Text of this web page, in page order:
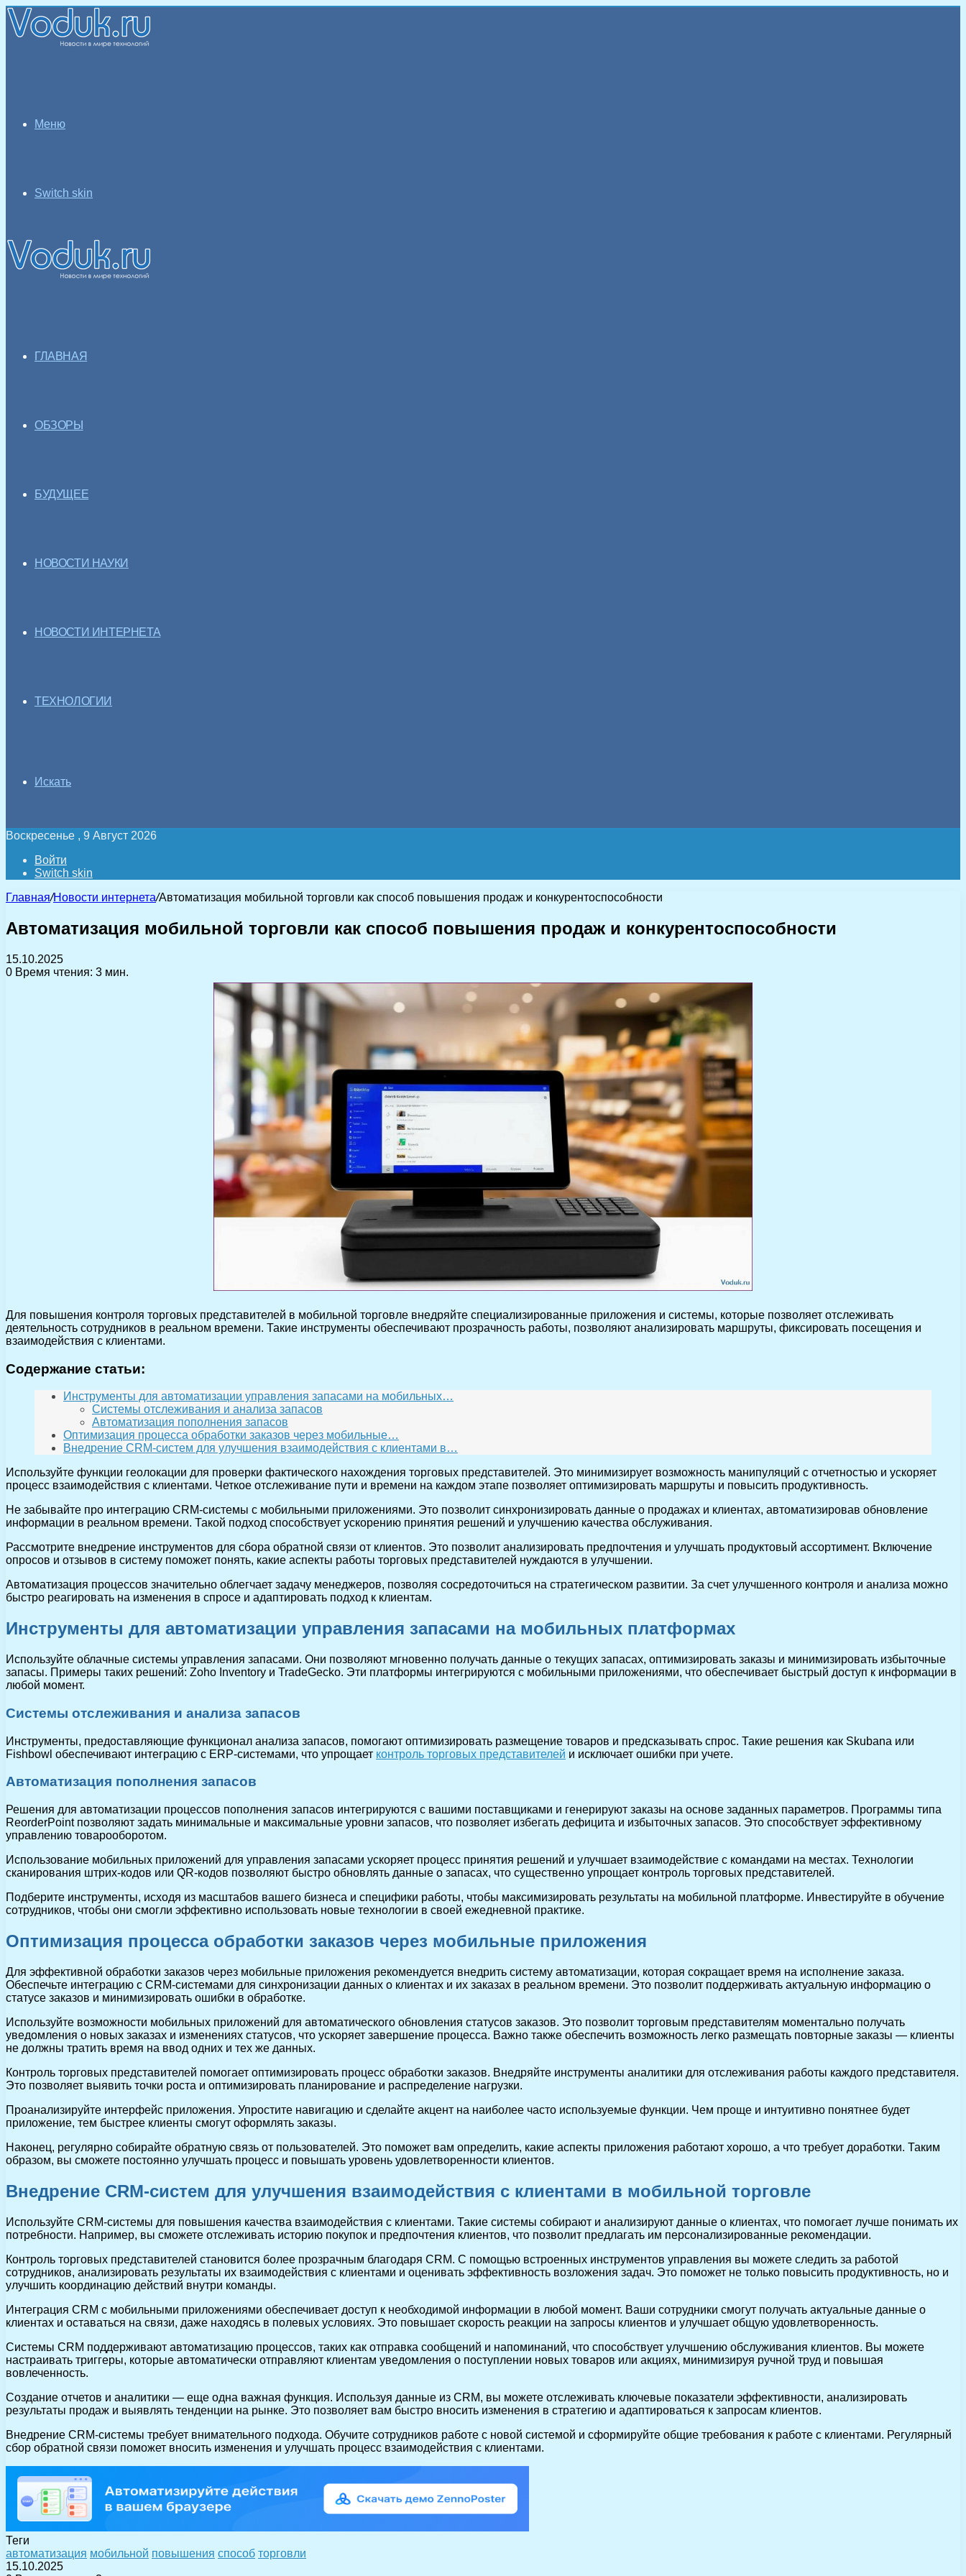
Меню
Switch skin
ГЛАВНАЯ
ОБЗОРЫ
БУДУЩЕЕ
НОВОСТИ НАУКИ
НОВОСТИ ИНТЕРНЕТА
ТЕХНОЛОГИИ
Искать
Воскресенье , 9 Август 2026
Войти
Switch skin
Главная/Новости интернета/Автоматизация мобильной торговли как способ повышения продаж и конкурентоспособности
Автоматизация мобильной торговли как способ повышения продаж и конкурентоспособности
15.10.2025
0 Время чтения: 3 мин.
Для повышения контроля торговых представителей в мобильной торговле внедряйте специализированные приложения и системы, которые позволяет отслеживать
деятельность сотрудников в реальном времени. Такие инструменты обеспечивают прозрачность работы, позволяют анализировать маршруты, фиксировать посещения и
взаимодействия с клиентами.
Содержание статьи:
Инструменты для автоматизации управления запасами на мобильных…
Системы отслеживания и анализа запасов
Автоматизация пополнения запасов
Оптимизация процесса обработки заказов через мобильные…
Внедрение CRM-систем для улучшения взаимодействия с клиентами в…
Используйте функции геолокации для проверки фактического нахождения торговых представителей. Это минимизирует возможность манипуляций с отчетностью и ускоряет
процесс взаимодействия с клиентами. Четкое отслеживание пути и времени на каждом этапе позволяет оптимизировать маршруты и повысить продуктивность.
Не забывайте про интеграцию CRM-системы с мобильными приложениями. Это позволит синхронизировать данные о продажах и клиентах, автоматизировав обновление
информации в реальном времени. Такой подход способствует ускорению принятия решений и улучшению качества обслуживания.
Рассмотрите внедрение инструментов для сбора обратной связи от клиентов. Это позволит анализировать предпочтения и улучшать продуктовый ассортимент. Включение
опросов и отзывов в систему поможет понять, какие аспекты работы торговых представителей нуждаются в улучшении.
Автоматизация процессов значительно облегчает задачу менеджеров, позволяя сосредоточиться на стратегическом развитии. За счет улучшенного контроля и анализа можно
быстро реагировать на изменения в спросе и адаптировать подход к клиентам.
Инструменты для автоматизации управления запасами на мобильных платформах
Используйте облачные системы управления запасами. Они позволяют мгновенно получать данные о текущих запасах, оптимизировать заказы и минимизировать избыточные
запасы. Примеры таких решений: Zoho Inventory и TradeGecko. Эти платформы интегрируются с мобильными приложениями, что обеспечивает быстрый доступ к информации в
любой момент.
Системы отслеживания и анализа запасов
Инструменты, предоставляющие функционал анализа запасов, помогают оптимизировать размещение товаров и предсказывать спрос. Такие решения как Skubana или
Fishbowl обеспечивают интеграцию с ERP-системами, что упрощает контроль торговых представителей и исключает ошибки при учете.
Автоматизация пополнения запасов
Решения для автоматизации процессов пополнения запасов интегрируются с вашими поставщиками и генерируют заказы на основе заданных параметров. Программы типа
ReorderPoint позволяют задать минимальные и максимальные уровни запасов, что позволяет избегать дефицита и избыточных запасов. Это способствует эффективному
управлению товарооборотом.
Использование мобильных приложений для управления запасами ускоряет процесс принятия решений и улучшает взаимодействие с командами на местах. Технологии
сканирования штрих-кодов или QR-кодов позволяют быстро обновлять данные о запасах, что существенно упрощает контроль торговых представителей.
Подберите инструменты, исходя из масштабов вашего бизнеса и специфики работы, чтобы максимизировать результаты на мобильной платформе. Инвестируйте в обучение
сотрудников, чтобы они смогли эффективно использовать новые технологии в своей ежедневной практике.
Оптимизация процесса обработки заказов через мобильные приложения
Для эффективной обработки заказов через мобильные приложения рекомендуется внедрить систему автоматизации, которая сокращает время на исполнение заказа.
Обеспечьте интеграцию с CRM-системами для синхронизации данных о клиентах и их заказах в реальном времени. Это позволит поддерживать актуальную информацию о
статусе заказов и минимизировать ошибки в обработке.
Используйте возможности мобильных приложений для автоматического обновления статусов заказов. Это позволит торговым представителям моментально получать
уведомления о новых заказах и изменениях статусов, что ускоряет завершение процесса. Важно также обеспечить возможность легко размещать повторные заказы — клиенты
не должны тратить время на ввод одних и тех же данных.
Контроль торговых представителей помогает оптимизировать процесс обработки заказов. Внедряйте инструменты аналитики для отслеживания работы каждого представителя.
Это позволяет выявить точки роста и оптимизировать планирование и распределение нагрузки.
Проанализируйте интерфейс приложения. Упростите навигацию и сделайте акцент на наиболее часто используемые функции. Чем проще и интуитивно понятнее будет
приложение, тем быстрее клиенты смогут оформлять заказы.
Наконец, регулярно собирайте обратную связь от пользователей. Это поможет вам определить, какие аспекты приложения работают хорошо, а что требует доработки. Таким
образом, вы сможете постоянно улучшать процесс и повышать уровень удовлетворенности клиентов.
Внедрение CRM-систем для улучшения взаимодействия с клиентами в мобильной торговле
Используйте CRM-системы для повышения качества взаимодействия с клиентами. Такие системы собирают и анализируют данные о клиентах, что помогает лучше понимать их
потребности. Например, вы сможете отслеживать историю покупок и предпочтения клиентов, что позволит предлагать им персонализированные рекомендации.
Контроль торговых представителей становится более прозрачным благодаря CRM. С помощью встроенных инструментов управления вы можете следить за работой
сотрудников, анализировать результаты их взаимодействия с клиентами и оценивать эффективность возложения задач. Это поможет не только повысить продуктивность, но и
улучшить координацию действий внутри команды.
Интеграция CRM с мобильными приложениями обеспечивает доступ к необходимой информации в любой момент. Ваши сотрудники смогут получать актуальные данные о
клиентах и оставаться на связи, даже находясь в полевых условиях. Это повышает скорость реакции на запросы клиентов и улучшает общую удовлетворенность.
Системы CRM поддерживают автоматизацию процессов, таких как отправка сообщений и напоминаний, что способствует улучшению обслуживания клиентов. Вы можете
настраивать триггеры, которые автоматически отправляют клиентам уведомления о поступлении новых товаров или акциях, минимизируя ручной труд и повышая
вовлеченность.
Создание отчетов и аналитики — еще одна важная функция. Используя данные из CRM, вы можете отслеживать ключевые показатели эффективности, анализировать
результаты продаж и выявлять тенденции на рынке. Это позволяет вам быстро вносить изменения в стратегию и адаптироваться к запросам клиентов.
Внедрение CRM-системы требует внимательного подхода. Обучите сотрудников работе с новой системой и сформируйте общие требования к работе с клиентами. Регулярный
сбор обратной связи поможет вносить изменения и улучшать процесс взаимодействия с клиентами.
Теги
автоматизация мобильной повышения способ торговли
15.10.2025